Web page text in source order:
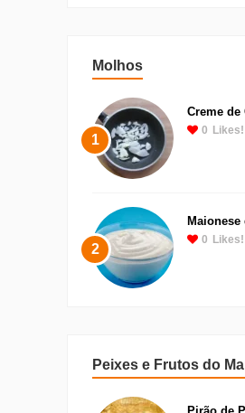
Molhos
1
Creme de
0 Likes!
2
Maionese
0 Likes!
Peixes e Frutos do